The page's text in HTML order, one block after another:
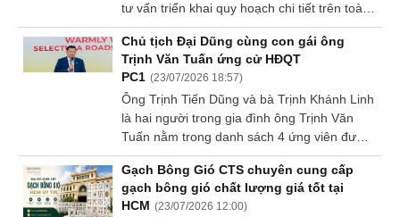
tư vấn triển khai quy hoạch chi tiết trên toàn
bộ diện tích 5,000 ha của Cảng hàng không
quốc tế Long Thành, đồng thời thực hiện
khảo sát và lập báo cáo nghiên cứu khả thi
(FS) cho giai đoạn 2 của dự án, theo Báo
Đồng Nai.
Chủ tịch Đại Dũng cùng con gái ông
Trịnh Văn Tuấn ứng cử HĐQT
PC1 (23/07/2026 18:57)
Ông Trịnh Tiến Dũng và bà Trịnh Khánh Linh
là hai người trong gia đình ông Trịnh Văn
Tuấn nằm trong danh sách 4 ứng viên được
đưa ra bầu bổ sung HĐQT PC1 ngày 24/07.
Gạch Bông Gió CTS chuyên cung cấp
gạch bông gió chất lượng giá tốt tại
HCM (23/07/2026 12:00)